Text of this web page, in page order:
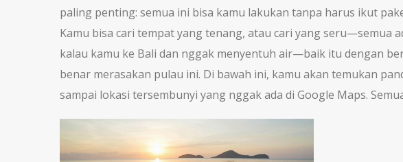
paling penting: semua ini bisa kamu lakukan tanpa harus ikut
Kamu bisa cari tempat yang tenang, atau cari yang seru—semua
kalau kamu ke Bali dan nggak menyentuh air—baik itu dengan
benar merasakan pulau ini. Di bawah ini, kamu akan temukan
sampai lokasi tersembunyi yang nggak ada di Google Maps.